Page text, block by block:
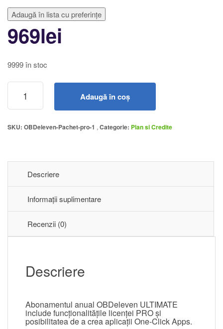
Adaugă în lista cu preferințe
969lei
9999 în stoc
Adaugă în coș
SKU: OBDeleven-Pachet-pro-1 Categorie: Plan si Credite
Descriere
Informații suplimentare
Recenzii (0)
Descriere
Abonamentul anual OBDeleven ULTIMATE
include funcționalitățile licenței PRO și
posibilitatea de a crea aplicații One-Click Apps.